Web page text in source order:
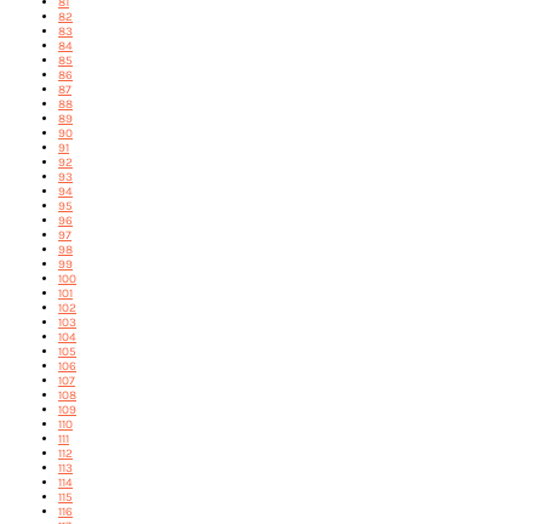
81
82
83
84
85
86
87
88
89
90
91
92
93
94
95
96
97
98
99
100
101
102
103
104
105
106
107
108
109
110
111
112
113
114
115
116